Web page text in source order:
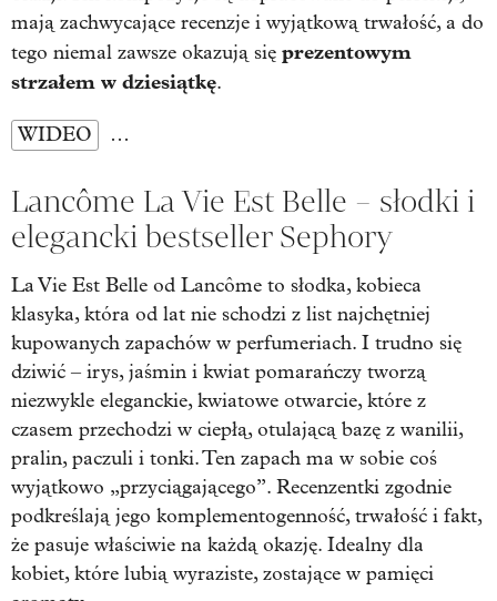
mają zachwycające recenzje i wyjątkową trwałość, a do
tego niemal zawsze okazują się prezentowym
strzałem w dziesiątkę.
WIDEO …
Lancôme La Vie Est Belle – słodki i
elegancki bestseller Sephory
La Vie Est Belle od Lancôme to słodka, kobieca
klasyka, która od lat nie schodzi z list najchętniej
kupowanych zapachów w perfumeriach. I trudno się
dziwić – irys, jaśmin i kwiat pomarańczy tworzą
niezwykle eleganckie, kwiatowe otwarcie, które z
czasem przechodzi w ciepłą, otulającą bazę z wanilii,
pralin, paczuli i tonki. Ten zapach ma w sobie coś
wyjątkowo „przyciągającego”. Recenzentki zgodnie
podkreślają jego komplementogenność, trwałość i fakt,
że pasuje właściwie na każdą okazję. Idealny dla
kobiet, które lubią wyraziste, zostające w pamięci